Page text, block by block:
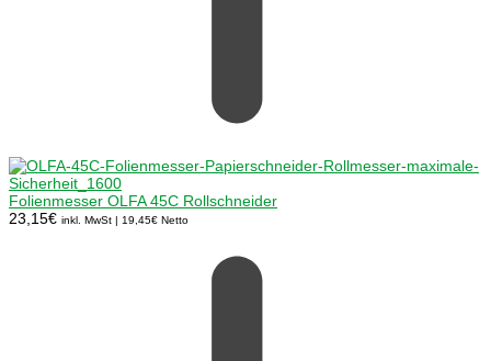
Folienmesser OLFA 45C Rollschneider
23,15€ inkl. MwSt | 19,45€ Netto